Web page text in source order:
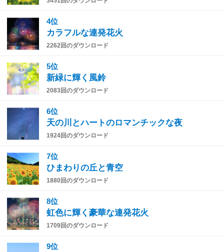
4位
カラフルな連発花火
2262回のダウンロード
5位
新緑に輝く風鈴
2083回のダウンロード
6位
天の川とハートのロマンチックな夜
1924回のダウンロード
7位
ひまわりの丘と青空
1880回のダウンロード
8位
虹色に輝く豪華な連発花火
1709回のダウンロード
9位